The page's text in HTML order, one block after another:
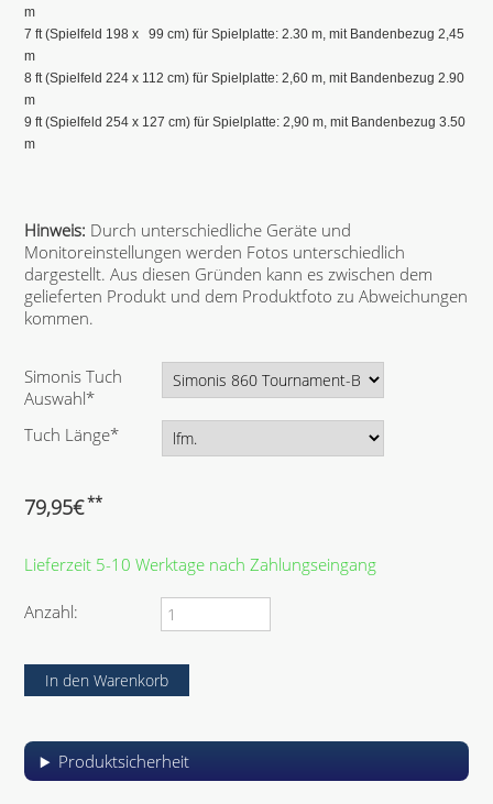
m
7 ft (Spielfeld 198 x 99 cm) für Spielplatte: 2.30 m, mit Bandenbezug 2,45
m
8 ft (Spielfeld 224 x 112 cm) für Spielplatte: 2,60 m, mit Bandenbezug 2.90
m
9 ft (Spielfeld 254 x 127 cm) für Spielplatte: 2,90 m, mit Bandenbezug 3.50
m
Hinweis: Durch unterschiedliche Geräte und
Monitoreinstellungen werden Fotos unterschiedlich
dargestellt. Aus diesen Gründen kann es zwischen dem
gelieferten Produkt und dem Produktfoto zu Abweichungen
kommen.
P
f
t
l
Simonis Tuch
Auswahl*
P
i
c
t
e
Tuch Länge*
79,95€**
Lieferzeit 5-10 Werktage nach Zahlungseingang
Anzahl:
Produktsicherheit